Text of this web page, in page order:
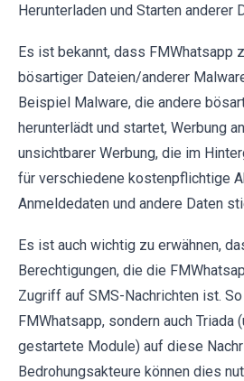
Herunterladen und Starten anderer
Es ist bekannt, dass FMWhatsapp
bösartiger Dateien/anderer
Beispiel Malware, die andere
herunterlädt und startet, Werbung
unsichtbarer Werbung, die im
für verschiedene kostenpflichtige
Anmeldedaten und andere Daten
Es ist auch wichtig zu erwähnen,
Berechtigungen, die die
Zugriff auf SMS-Nachrichten ist. So
FMWhatsapp, sondern auch Triada
gestartete Module) auf diese
Bedrohungsakteure können dies